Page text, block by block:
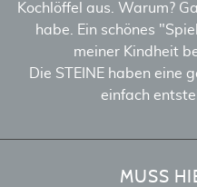
Kochlöffel aus. Warum?
habe. Ein schönes
meiner Kindheit
Die STEINE haben eine
einfach
MUSS